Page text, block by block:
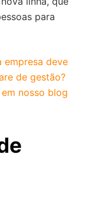
para
empresa deve
de gestão?
nosso blog